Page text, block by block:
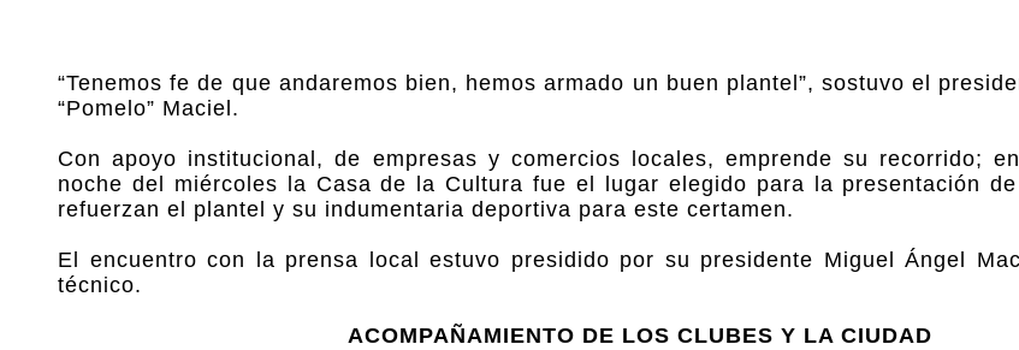
“Tenemos fe de que andaremos bien, hemos armado un buen plantel”, sostuvo el
“Pomelo” Maciel.
Con apoyo institucional, de empresas y comercios locales, emprende su recorrido;
noche del miércoles la Casa de la Cultura fue el lugar elegido para la presentación
refuerzan el plantel y su indumentaria deportiva para este certamen.
El encuentro con la prensa local estuvo presidido por su presidente Miguel Ángel
técnico.
ACOMPAÑAMIENTO DE LOS CLUBES Y LA CIUDAD